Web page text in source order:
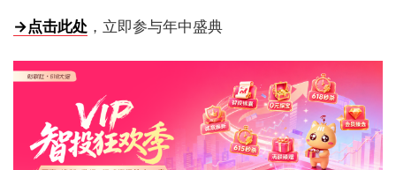
→点击此处 ，立即参与年中盛典